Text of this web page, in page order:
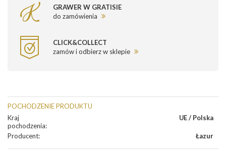
GRAWER W GRATISIE
do zamówienia
CLICK&COLLECT
zamów i odbierz w sklepie
POCHODZENIE PRODUKTU
Kraj
pochodzenia:
UE / Polska
Producent: Łazur